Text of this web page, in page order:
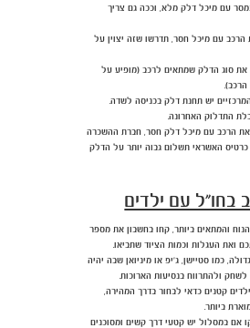
עם מיכל דלק מלא, וככה גם צריך
עם מיכל חסר, תדרשו שזה יצוין על
סוג הדלק שמתאים לרכב (מופיע על
יש תחנת דלק בכניסה לשדה.
התדלוק האחרונה.
את הרכב עם מיכל דלק חסר, חברת ההשכרה
האשראי תשלום גבוה יותר על הדלק
בחו"ל עם ילדים
והמתאים ביותר, קחו בחשבון את מספר
ואת העגלות וכמות הציוד שתביאו.
כמו סטיישן, ג'יפ או מיניואן שבה יהיה
ולהתרווח בנסיעות הארוכות.
קטנים כדאי לבחור בדרך המהירה,
ביותר.
אם במסלול יש קטעי דרך קשים ומסוכנים